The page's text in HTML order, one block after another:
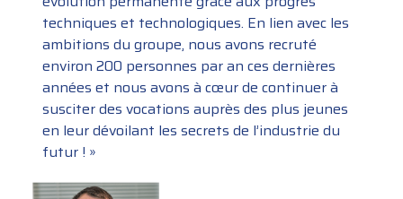
techniques et technologiques. En lien avec les
ambitions du groupe, nous avons recruté
environ 200 personnes par an ces dernières
années et nous avons à cœur de continuer à
susciter des vocations auprès des plus jeunes
en leur dévoilant les secrets de l’industrie du
futur ! »